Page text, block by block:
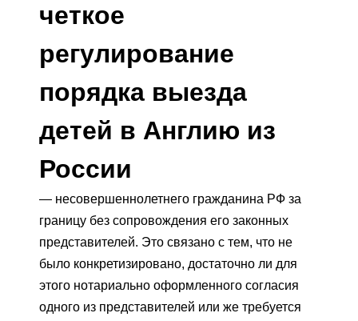
четкое
регулирование
порядка выезда
детей в Англию из
России
— несовершеннолетнего гражданина РФ за
границу без сопровождения его законных
представителей. Это связано с тем, что не
было конкретизировано, достаточно ли для
этого нотариально оформленного согласия
одного из представителей или же требуется